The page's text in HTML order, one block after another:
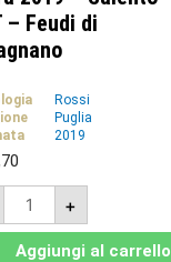
– Feudi di
Rossi
Puglia
2019
Diecianni
Malvasia
Nera
2019
+
Aggiungi al carrello